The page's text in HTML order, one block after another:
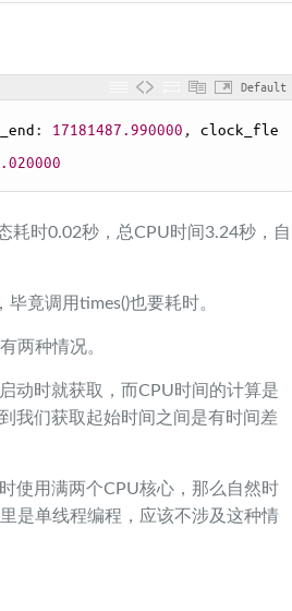
Default
: 17181487.990000 ,
clock_fle
耗时0.02秒，总CPU时间3.24秒，自
竟调用times()也要耗时。
两种情况。
动时就获取，而CPU时间的计算是
我们获取起始时间之间是有时间差
使用满两个CPU核心，那么自然时
是单线程编程，应该不涉及这种情